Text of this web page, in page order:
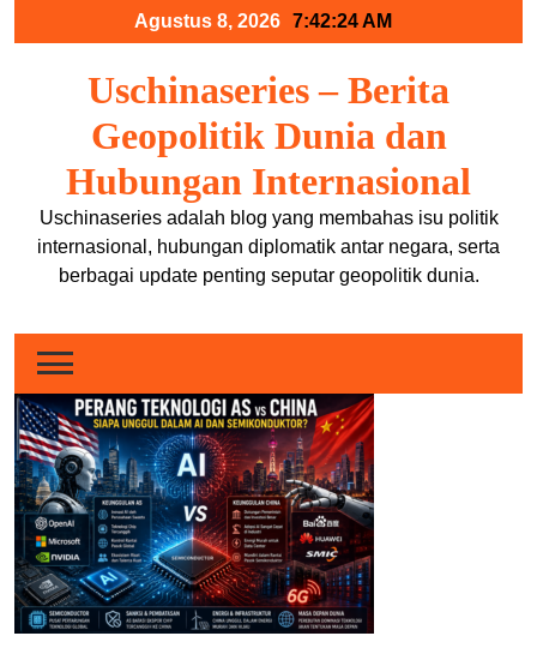
Agustus 8, 2026 7:42:24 AM
Uschinaseries – Berita
Geopolitik Dunia dan
Hubungan Internasional
Uschinaseries adalah blog yang membahas isu politik
internasional, hubungan diplomatik antar negara, serta
berbagai update penting seputar geopolitik dunia.